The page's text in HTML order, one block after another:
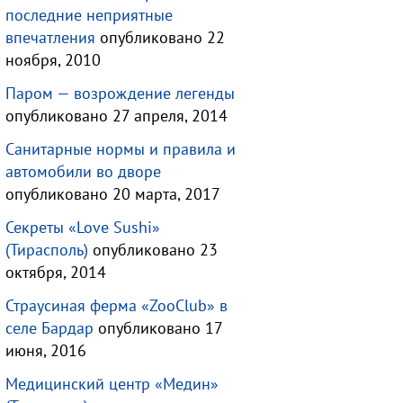
последние неприятные
впечатления опубликовано 22
ноября, 2010
Паром — возрождение легенды
опубликовано 27 апреля, 2014
Санитарные нормы и правила и
автомобили во дворе
опубликовано 20 марта, 2017
Секреты «Love Sushi»
(Тирасполь) опубликовано 23
октября, 2014
Страусиная ферма «ZooClub» в
селе Бардар опубликовано 17
июня, 2016
Медицинский центр «Медин»